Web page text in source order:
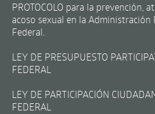
PROTOCOLO para la prevención,
acoso sexual en la
Federal.
LEY DE PRESUPUESTO
FEDERAL
LEY DE PARTICIPACIÓN
FEDERAL